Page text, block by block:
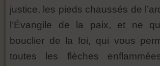
justice, les pieds chaussés de
l’Évangile de la paix, et ne
bouclier de la foi, qui vous
toutes les flèches